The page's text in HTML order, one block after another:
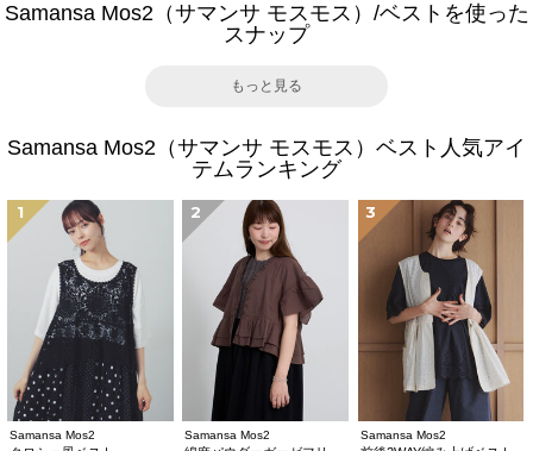
Samansa Mos2（サマンサ モスモス）/ベストを使った
スナップ
もっと見る
Samansa Mos2（サマンサ モスモス）ベスト人気アイ
テムランキング
1
Samansa Mos2
2
Samansa Mos2
3
Samansa Mos2